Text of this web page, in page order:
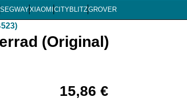
SEGWAYXIAOMI CITYBLITZGROVER
(Original)
Regulärer Preis:
15,86 €